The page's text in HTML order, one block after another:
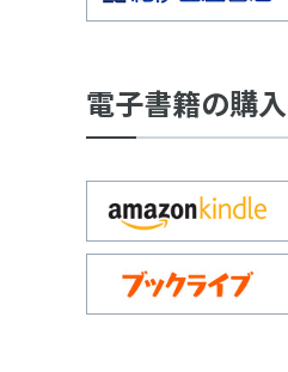
電子書籍の購入